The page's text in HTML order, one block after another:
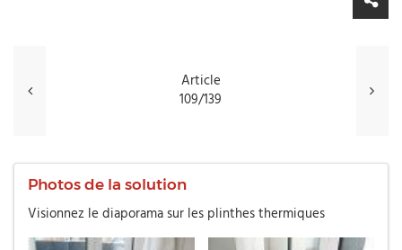
Article
109/139
Photos de la solution
Visionnez le diaporama sur les plinthes thermiques